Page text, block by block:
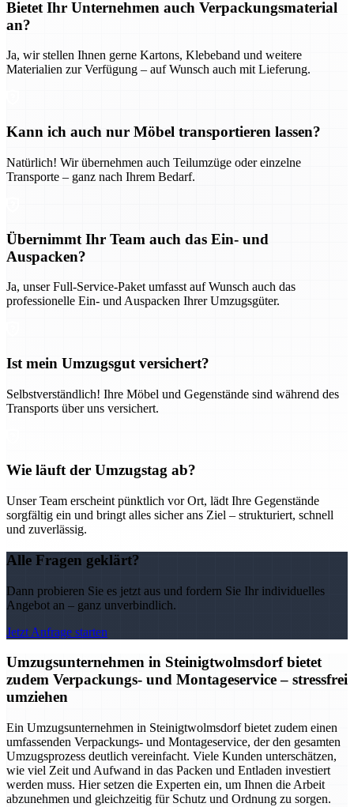
Bietet Ihr Unternehmen auch Verpackungsmaterial
an?
Ja, wir stellen Ihnen gerne Kartons, Klebeband und weitere
Materialien zur Verfügung – auf Wunsch auch mit Lieferung.
Kann ich auch nur Möbel transportieren lassen?
Natürlich! Wir übernehmen auch Teilumzüge oder einzelne
Transporte – ganz nach Ihrem Bedarf.
Übernimmt Ihr Team auch das Ein- und
Auspacken?
Ja, unser Full-Service-Paket umfasst auf Wunsch auch das
professionelle Ein- und Auspacken Ihrer Umzugsgüter.
Ist mein Umzugsgut versichert?
Selbstverständlich! Ihre Möbel und Gegenstände sind während des
Transports über uns versichert.
Wie läuft der Umzugstag ab?
Unser Team erscheint pünktlich vor Ort, lädt Ihre Gegenstände
sorgfältig ein und bringt alles sicher ans Ziel – strukturiert, schnell
und zuverlässig.
Alle Fragen geklärt?
Dann probieren Sie es jetzt aus und fordern Sie Ihr individuelles
Angebot an – ganz unverbindlich.
Jetzt Anfrage starten
Umzugsunternehmen in Steinigtwolmsdorf bietet
zudem Verpackungs- und Montageservice – stressfrei
umziehen
Ein Umzugsunternehmen in Steinigtwolmsdorf bietet zudem einen
umfassenden Verpackungs- und Montageservice, der den gesamten
Umzugsprozess deutlich vereinfacht. Viele Kunden unterschätzen,
wie viel Zeit und Aufwand in das Packen und Entladen investiert
werden muss. Hier setzen die Experten ein, um Ihnen die Arbeit
abzunehmen und gleichzeitig für Schutz und Ordnung zu sorgen.